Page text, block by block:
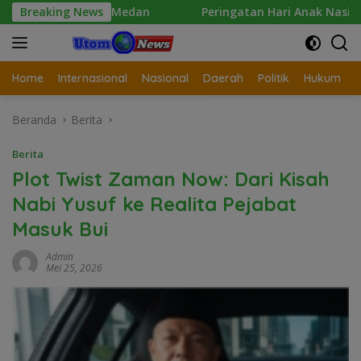
Langsung
ke
konten
Breaking News
Medan Peringatan Hari Anak Nasional 2026 di
Home Internasional Nasional Daerah Politik Hukum
Beranda Berita
Berita
Plot Twist Zaman Now: Dari Kisah
Nabi Yusuf ke Realita Pejabat
Masuk Bui
Admin
Mei 25, 2026